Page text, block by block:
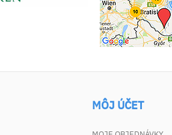
MÔJ ÚČET